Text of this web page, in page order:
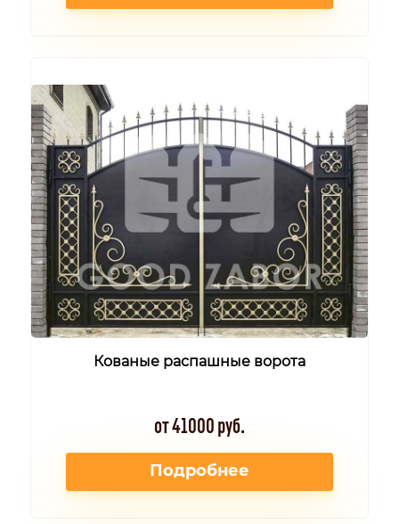
Кованые распашные ворота
от 41000 руб.
Подробнее